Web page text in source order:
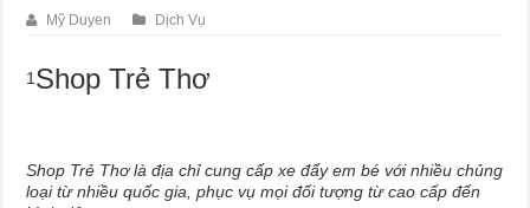
Mỹ Duyen Dịch Vụ
1 Shop Trẻ Thơ
Shop Trẻ Thơ là địa chỉ cung cấp xe đẩy em bé với nhiều chủng
loại từ nhiều quốc gia, phục vụ mọi đối tượng từ cao cấp đến